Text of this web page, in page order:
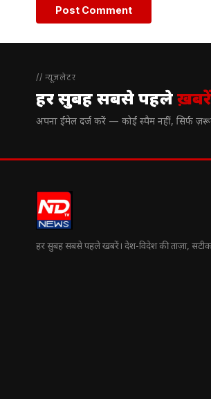
// न्यूज़लेटर
हर सुबह सबसे पहले
अपना ईमेल दर्ज करें — कोई स्पैम नहीं, सिर्फ
हर सुबह सबसे पहले खबरें। देश-विदेश की ताज़ा, सटीक